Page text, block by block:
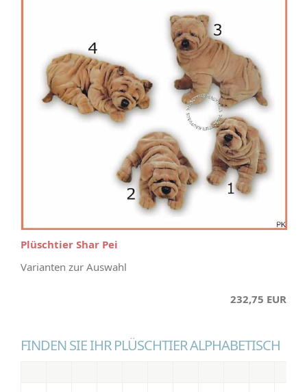
Plüschtier Shar Pei
Varianten zur Auswahl
232,75 EUR
FINDEN SIE IHR PLÜSCHTIER ALPHABETISCH